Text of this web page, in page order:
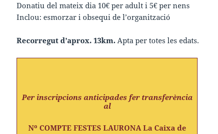
Donatiu del mateix dia 10€ per adult i 5€ per nens
Inclou: esmorzar i obsequi de l’organització
Recorregut d’aprox. 13km. Apta per totes les edats.
Per inscripcions anticipades fer transferència
al
Nº COMPTE FESTES LAURONA La Caixa de